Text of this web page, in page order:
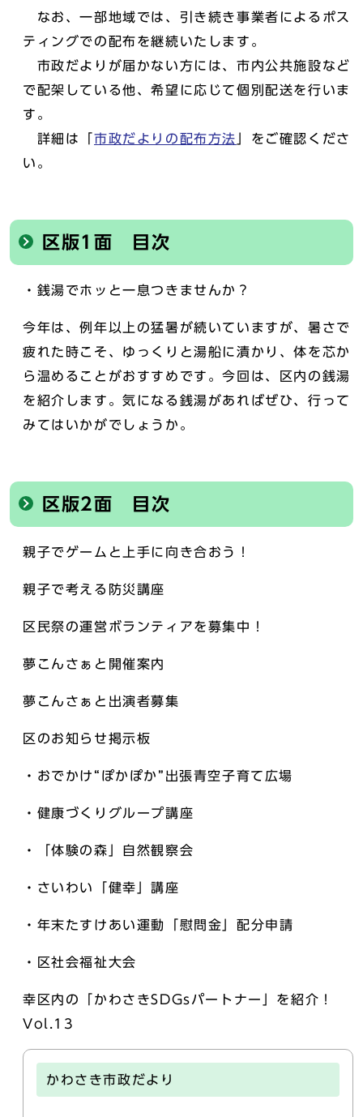
なお、一部地域では、引き続き事業者によるポス
ティングでの配布を継続いたします。
市政だよりが届かない方には、市内公共施設など
で配架している他、希望に応じて個別配送を行いま
す。
詳細は「 市政だよりの配布方法
」をご確認くださ
い。
区版1面 目次
・銭湯でホッと一息つきませんか？
今年は、例年以上の猛暑が続いていますが、暑さで
疲れた時こそ、ゆっくりと湯船に漬かり、体を芯か
ら温めることがおすすめです。今回は、区内の銭湯
を紹介します。気になる銭湯があればぜひ、行って
みてはいかがでしょうか。
区版2面 目次
親子でゲームと上手に向き合おう！
親子で考える防災講座
区民祭の運営ボランティアを募集中！
夢こんさぁと開催案内
夢こんさぁと出演者募集
区のお知らせ掲示板
・おでかけ“ぽかぽか”出張青空子育て広場
・健康づくりグループ講座
・「体験の森」自然観察会
・さいわい「健幸」講座
・年末たすけあい運動「慰問金」配分申請
・区社会福祉大会
幸区内の「かわさきSDGsパートナー」を紹介！
Vol.13
かわさき市政だより